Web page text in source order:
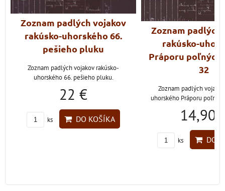
Zoznam padlých vojakov
rakúsko-uhorského 66.
pešieho pluku
Zoznam padlých vojakov rakúsko-
uhorského 66. pešieho pluku.
22 €
ks DO KOŠÍKA
Zoznam padlých
rakúsko-
Práporu poľných
32
Zoznam padlých
uhorského Práporu
14,90
ks DO